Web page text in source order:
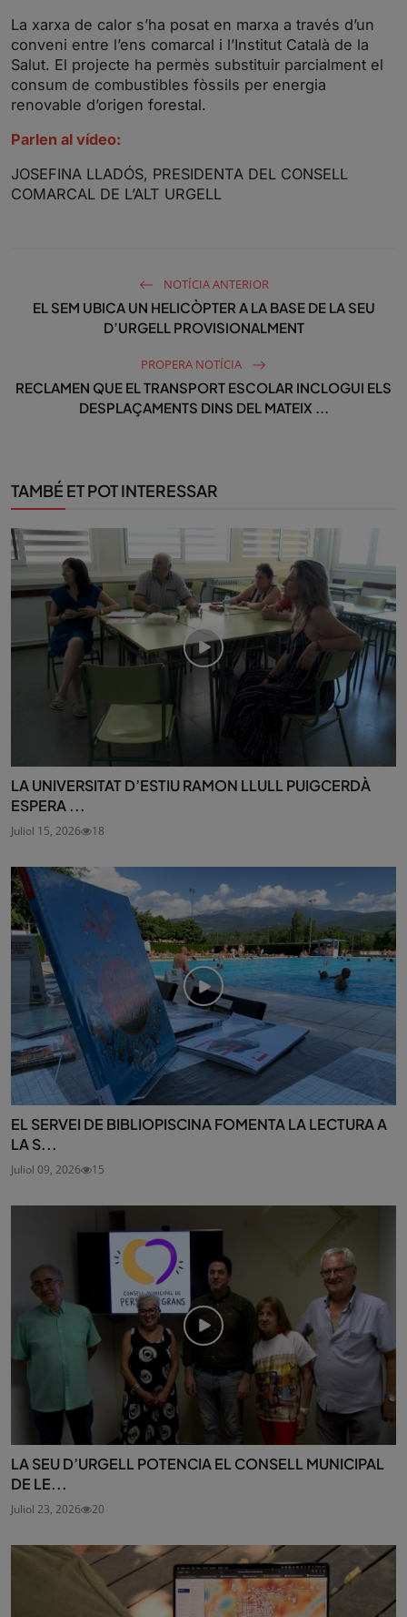
La xarxa de calor s’ha posat en marxa a través d’un
conveni entre l’ens comarcal i l’Institut Català de la
Salut. El projecte ha permès substituir parcialment el
consum de combustibles fòssils per energia
renovable d’origen forestal.
Parlen al vídeo:
JOSEFINA LLADÓS, PRESIDENTA DEL CONSELL
COMARCAL DE L’ALT URGELL
NOTÍCIA ANTERIOR
EL SEM UBICA UN HELICÒPTER A LA BASE DE LA SEU
D’URGELL PROVISIONALMENT
PROPERA NOTÍCIA
RECLAMEN QUE EL TRANSPORT ESCOLAR INCLOGUI ELS
DESPLAÇAMENTS DINS DEL MATEIX ...
TAMBÉ ET POT INTERESSAR
LA UNIVERSITAT D’ESTIU RAMON LLULL PUIGCERDÀ
ESPERA ...
Juliol 15, 2026 18
EL SERVEI DE BIBLIOPISCINA FOMENTA LA LECTURA A
LA S...
Juliol 09, 2026 15
LA SEU D’URGELL POTENCIA EL CONSELL MUNICIPAL
DE LE...
Juliol 23, 2026 20